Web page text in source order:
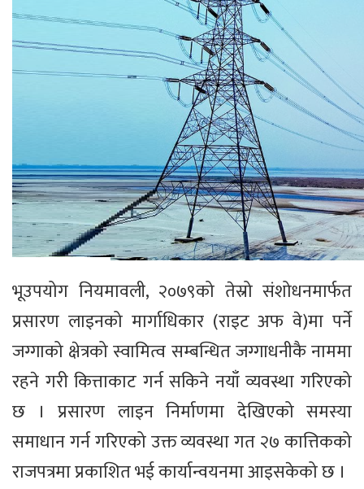
भूउपयोग नियमावली, २०७९को तेस्रो संशोधनमार्फत
प्रसारण लाइनको मार्गाधिकार (राइट अफ वे)मा पर्ने
जग्गाको क्षेत्रको स्वामित्व सम्बन्धित जग्गाधनीकै नाममा
रहने गरी कित्ताकाट गर्न सकिने नयाँ व्यवस्था गरिएको
छ । प्रसारण लाइन निर्माणमा देखिएको समस्या
समाधान गर्न गरिएको उक्त व्यवस्था गत २७ कात्तिकको
राजपत्रमा प्रकाशित भई कार्यान्वयनमा आइसकेको छ ।